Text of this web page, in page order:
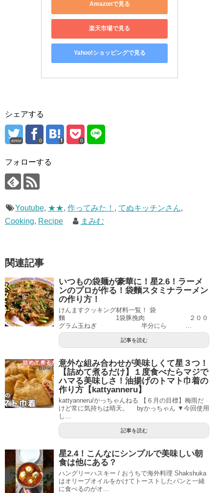
Amazonで見る
楽天市場で見る
Yahoo!ショッピングで見る
シェアする
error 0 0
フォローする
Youtube, ★★, 作ってみた！ , てぬキッチンさん,
Cooking, Recipe まみむ
関連記事
いつもの袋麺が豪華に！星2.6！ラーメ
ンのプロが作る！袋麵スタミナラーメン
の作り方！
けんますクッキング材料一覧！ 袋
麵 1袋豚挽肉 ２００
グラム玉ねぎ 半分にら ...
記事を読む
意外な組み合わせが美味しくて星３つ！
【詰めて煮るだけ】１度食べたらマジで
ハマる美味しさ！油揚げのトマト巾着の
作り方【kattyanneru】
kattyanneru/かっちゃんねる 【６月の目標】梅雨だ
けど常に気持ちは晴天。 byかっちゃん ▼今回使用
し...
記事を読む
星2.4！こんなにシンプルで美味しい朝
食は他にある？
ハングリーハスキー / おうちで海外料理 Shakshuka
はオリーブオイルをかけてトーストしたパンと一緒
に食べるのがオ...